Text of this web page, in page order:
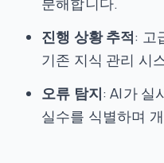
진행 상황 추적: 고
기존 지식 관리 시
오류 탐지: AI가 실
실수를 식별하며